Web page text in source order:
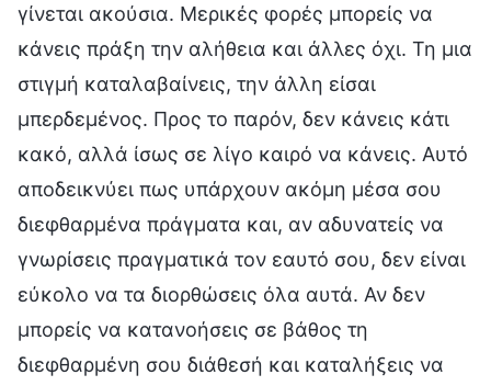
γίνεται ακούσια. Μερικές φορές μπορείς να
κάνεις πράξη την αλήθεια και άλλες όχι. Τη μια
στιγμή καταλαβαίνεις, την άλλη είσαι
μπερδεμένος. Προς το παρόν, δεν κάνεις κάτι
κακό, αλλά ίσως σε λίγο καιρό να κάνεις. Αυτό
αποδεικνύει πως υπάρχουν ακόμη μέσα σου
διεφθαρμένα πράγματα και, αν αδυνατείς να
γνωρίσεις πραγματικά τον εαυτό σου, δεν είναι
εύκολο να τα διορθώσεις όλα αυτά. Αν δεν
μπορείς να κατανοήσεις σε βάθος τη
διεφθαρμένη σου διάθεσή και καταλήξεις να